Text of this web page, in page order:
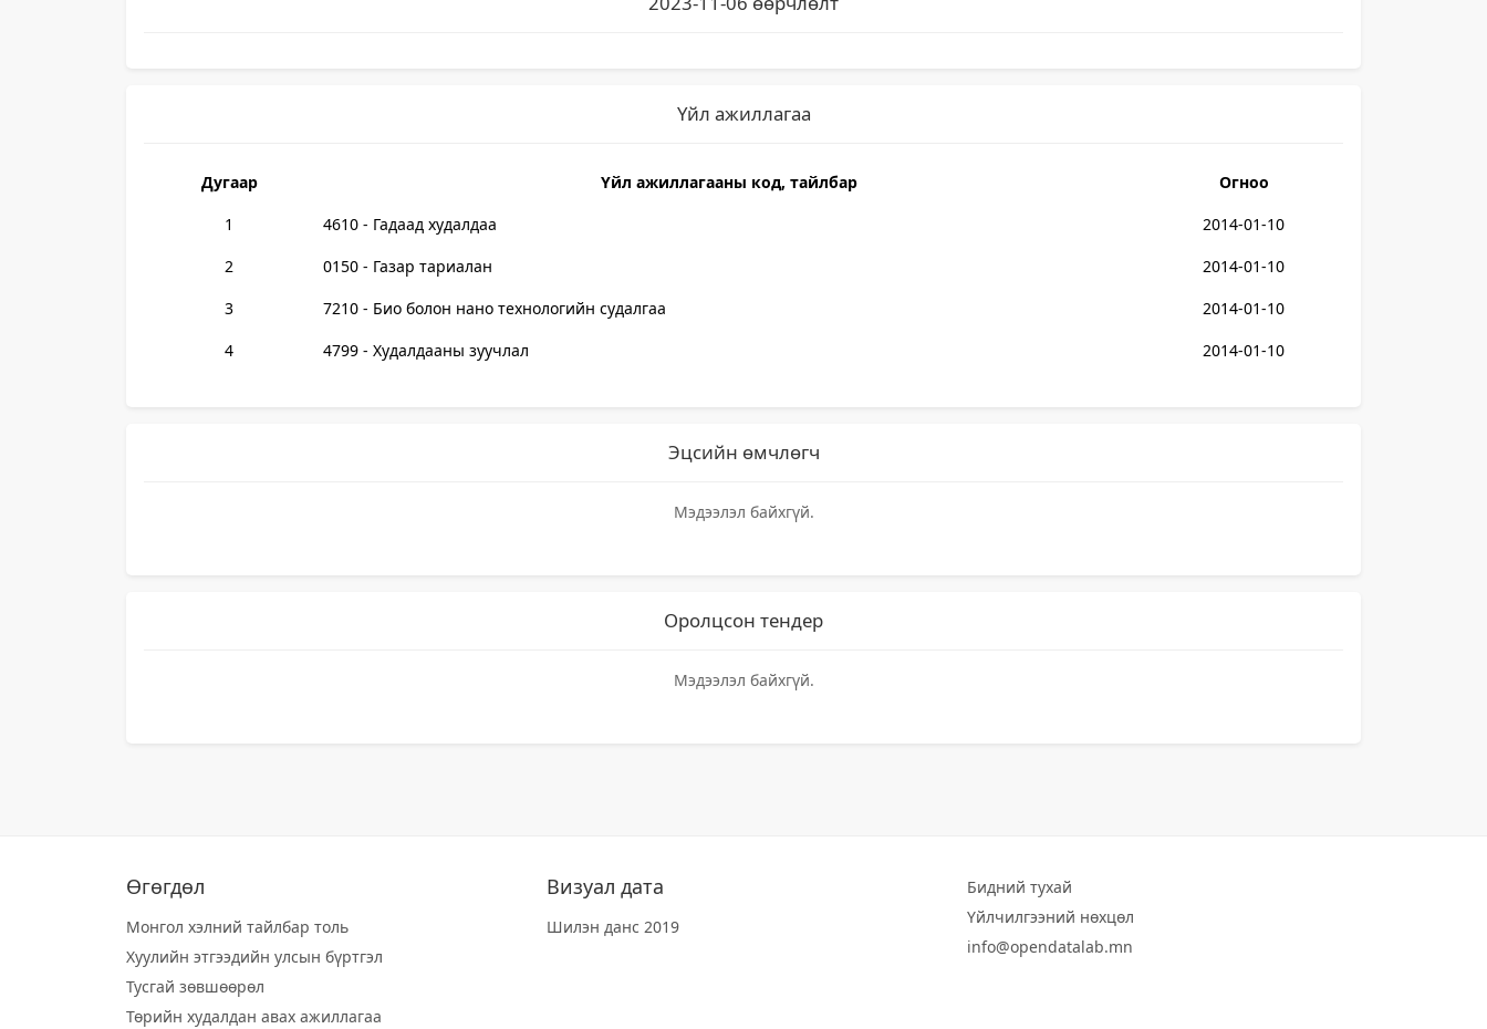
Үйл ажиллагаа
Дугаар Үйл ажиллагааны код, тайлбар
Огноо
1
4610 - Гадаад худалдаа
2014-01-10
2
0150 - Газар тариалан
2014-01-10
3
7210 - Био болон нано технологийн судалгаа
2014-01-10
4
4799 - Худалдааны зуучлал 2014-01-10
Эцсийн өмчлөгч
Мэдээлэл байхгүй.
Оролцсон тендер
Мэдээлэл байхгүй.
Өгөгдөл
Монгол хэлний тайлбар толь
Хуулийн этгээдийн улсын бүртгэл
Тусгай зөвшөөрөл
Төрийн худалдан авах ажиллагаа
Визуал дата
Шилэн данс 2019
Бидний тухай
Үйлчилгээний нөхцөл
info@opendatalab.mn